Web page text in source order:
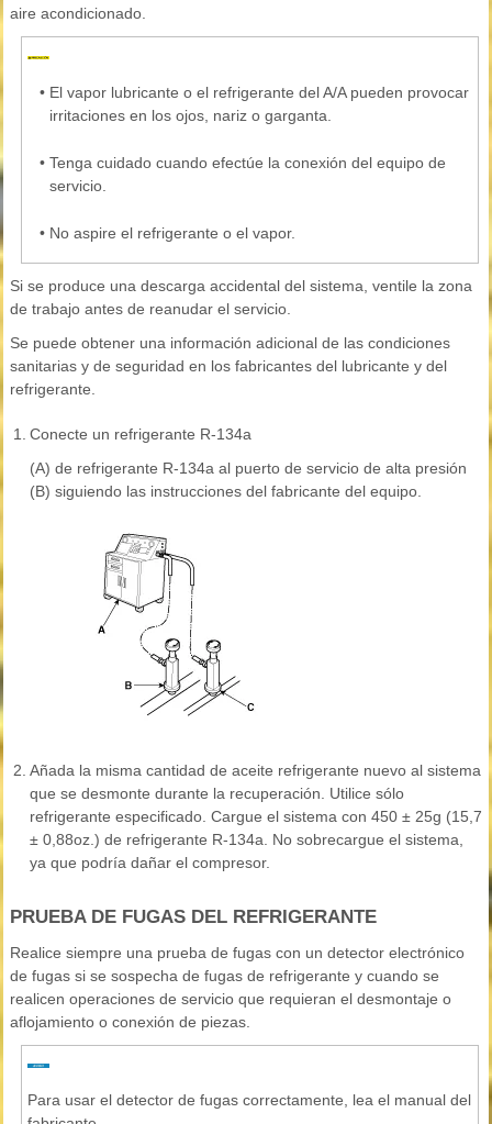
aire acondicionado.
• El vapor lubricante o el refrigerante del A/A pueden provocar
irritaciones en los ojos, nariz o garganta.
• Tenga cuidado cuando efectúe la conexión del equipo de
servicio.
• No aspire el refrigerante o el vapor.
Si se produce una descarga accidental del sistema, ventile la zona
de trabajo antes de reanudar el servicio.
Se puede obtener una información adicional de las condiciones
sanitarias y de seguridad en los fabricantes del lubricante y del
refrigerante.
1.
Conecte un refrigerante R-134a
(A) de refrigerante R-134a al puerto de servicio de alta presión
(B) siguiendo las instrucciones del fabricante del equipo.
2. Añada la misma cantidad de aceite refrigerante nuevo al sistema
que se desmonte durante la recuperación. Utilice sólo
refrigerante especificado. Cargue el sistema con 450 ± 25g (15,7
± 0,88oz.) de refrigerante R-134a. No sobrecargue el sistema,
ya que podría dañar el compresor.
PRUEBA DE FUGAS DEL REFRIGERANTE
Realice siempre una prueba de fugas con un detector electrónico
de fugas si se sospecha de fugas de refrigerante y cuando se
realicen operaciones de servicio que requieran el desmontaje o
aflojamiento o conexión de piezas.
Para usar el detector de fugas correctamente, lea el manual del